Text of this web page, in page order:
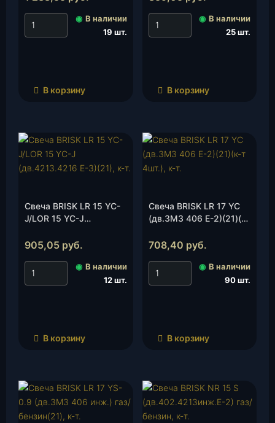
◉ В наличии
19 шт.
В корзину
◉ В наличии
25 шт.
В корзину
Свеча BRISK LR 15 YC-
J/LОR 15 YC-J
к-т.
905,05 руб.
◉ В наличии
12 шт.
В корзину
Свеча BRISK LR 17 YC
(дв.ЗМЗ 406 Е-2)(21)(к-
708,40 руб.
◉ В наличии
90 шт.
В корзину